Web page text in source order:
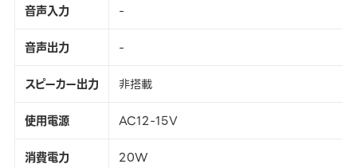
音声入力
-
音声出力
-
スピーカー出力
非搭載
使用電源
AC12-15V
消費電力
20W